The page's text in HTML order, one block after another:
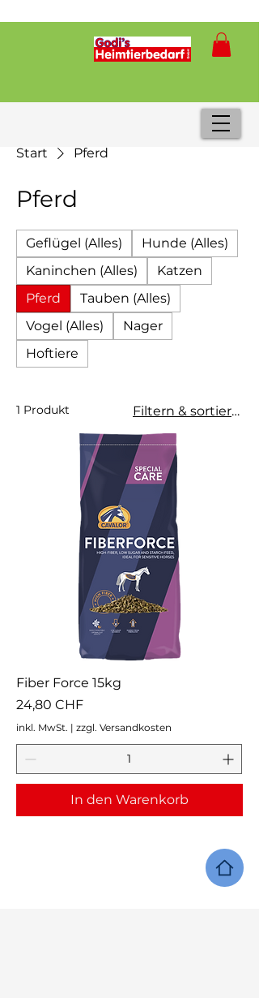
Start Pferd
Pferd
Geflügel (Alles)
Hunde (Alles)
Kaninchen (Alles)
Katzen
Pferd
Tauben (Alles)
Vogel (Alles)
Nager
Hoftiere
1 Produkt Filtern & sortieren
Fiber Force 15kg
Preis
24,80 CHF
inkl. MwSt. | zzgl. Versandkosten
In den Warenkorb